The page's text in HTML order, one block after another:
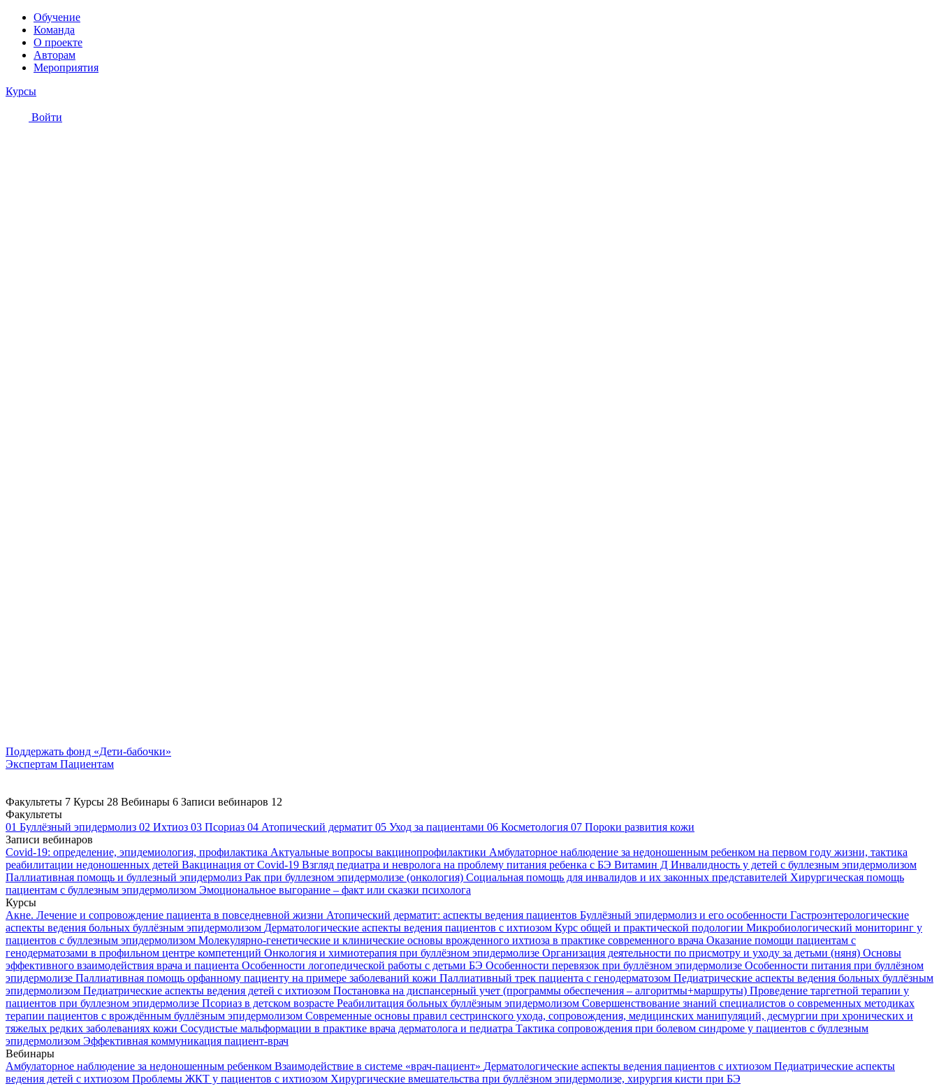
Обучение
Команда
О проекте
Авторам
Мероприятия
Курсы
Войти
Поддержать фонд «Дети-бабочки»
Экспертам Пациентам
Факультеты 7 Курсы 28 Вебинары 6 Записи вебинаров 12
Факультеты
01 Буллёзный эпидермолиз 02 Ихтиоз 03 Псориаз 04 Атопический дерматит 05 Уход за пациентами 06 Косметология 07 Пороки развития кожи
Записи вебинаров
Covid-19: определение, эпидемиология, профилактика Актуальные вопросы вакцинопрофилактики Амбулаторное наблюдение за недоношенным ребенком на первом году жизни, тактика
реабилитации недоношенных детей Вакцинация от Covid-19 Взгляд педиатра и невролога на проблему питания ребенка с БЭ Витамин Д Инвалидность у детей с буллезным эпидермолизом
Паллиативная помощь и буллезный эпидермолиз Рак при буллезном эпидермолизе (онкология) Социальная помощь для инвалидов и их законных представителей Хирургическая помощь
пациентам с буллезным эпидермолизом Эмоциональное выгорание – факт или сказки психолога
Курсы
Акне. Лечение и сопровождение пациента в повседневной жизни Атопический дерматит: аспекты ведения пациентов Буллёзный эпидермолиз и его особенности Гастроэнтерологические
аспекты ведения больных буллёзным эпидермолизом Дерматологические аспекты ведения пациентов с ихтиозом Курс общей и практической подологии Микробиологический мониторинг у
пациентов с буллезным эпидермолизом Молекулярно-генетические и клинические основы врожденного ихтиоза в практике современного врача Оказание помощи пациентам с
генодерматозами в профильном центре компетенций Онкология и химиотерапия при буллёзном эпидермолизе Организация деятельности по присмотру и уходу за детьми (няня) Основы
эффективного взаимодействия врача и пациента Особенности логопедической работы с детьми БЭ Особенности перевязок при буллёзном эпидермолизе Особенности питания при буллёзном
эпидермолизе Паллиативная помощь орфанному пациенту на примере заболеваний кожи Паллиативный трек пациента с генодерматозом Педиатрические аспекты ведения больных буллёзным
эпидермолизом Педиатрические аспекты ведения детей с ихтиозом Постановка на диспансерный учет (программы обеспечения – алгоритмы+маршруты) Проведение таргетной терапии у
пациентов при буллезном эпидермолизе Псориаз в детском возрасте Реабилитация больных буллёзным эпидермолизом Совершенствование знаний специалистов о современных методиках
терапии пациентов с врождённым буллёзным эпидермолизом Современные основы правил сестринского ухода, сопровождения, медицинских манипуляций, десмургии при хронических и
тяжелых редких заболеваниях кожи Сосудистые мальформации в практике врача дерматолога и педиатра Тактика сопровождения при болевом синдроме у пациентов с буллезным
эпидермолизом Эффективная коммуникация пациент-врач
Вебинары
Амбулаторное наблюдение за недоношенным ребенком Взаимодействие в системе «врач-пациент» Дерматологические аспекты ведения пациентов с ихтиозом Педиатрические аспекты
ведения детей с ихтиозом Проблемы ЖКТ у пациентов с ихтиозом Хирургические вмешательства при буллёзном эпидермолизе, хирургия кисти при БЭ